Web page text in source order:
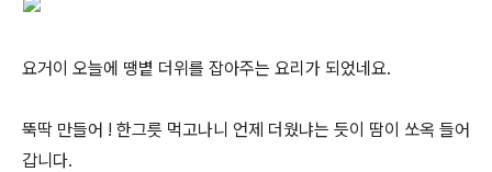
요거이 오늘에 땡볕 더위를 잡아주는 요리가 되었네요.
뚝딱 만들어 ! 한그릇 먹고나니 언제 더웠냐는 듯이 땀이 쏘옥 들어
갑니다.